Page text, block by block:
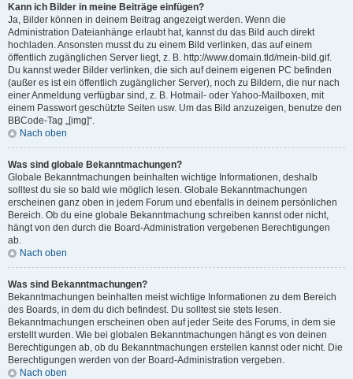
Kann ich Bilder in meine Beiträge einfügen?
Ja, Bilder können in deinem Beitrag angezeigt werden. Wenn die
Administration Dateianhänge erlaubt hat, kannst du das Bild auch direkt
hochladen. Ansonsten musst du zu einem Bild verlinken, das auf einem
öffentlich zugänglichen Server liegt, z. B. http://www.domain.tld/mein-bild.gif.
Du kannst weder Bilder verlinken, die sich auf deinem eigenen PC befinden
(außer es ist ein öffentlich zugänglicher Server), noch zu Bildern, die nur nach
einer Anmeldung verfügbar sind, z. B. Hotmail- oder Yahoo-Mailboxen, mit
einem Passwort geschützte Seiten usw. Um das Bild anzuzeigen, benutze den
BBCode-Tag „[img]“.
Nach oben
Was sind globale Bekanntmachungen?
Globale Bekanntmachungen beinhalten wichtige Informationen, deshalb
solltest du sie so bald wie möglich lesen. Globale Bekanntmachungen
erscheinen ganz oben in jedem Forum und ebenfalls in deinem persönlichen
Bereich. Ob du eine globale Bekanntmachung schreiben kannst oder nicht,
hängt von den durch die Board-Administration vergebenen Berechtigungen
ab.
Nach oben
Was sind Bekanntmachungen?
Bekanntmachungen beinhalten meist wichtige Informationen zu dem Bereich
des Boards, in dem du dich befindest. Du solltest sie stets lesen.
Bekanntmachungen erscheinen oben auf jeder Seite des Forums, in dem sie
erstellt wurden. Wie bei globalen Bekanntmachungen hängt es von deinen
Berechtigungen ab, ob du Bekanntmachungen erstellen kannst oder nicht. Die
Berechtigungen werden von der Board-Administration vergeben.
Nach oben